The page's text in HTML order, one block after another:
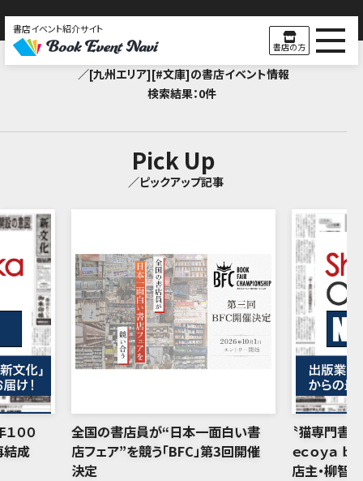
書店イベント紹介サイト
書店の方
Search Result
／[九州エリア][#文庫]の書店イベント情報
検索結果：0件
Pick Up
／ピックアップ記事
００
結成
全国の書店員が“日本一面白い書
店フェア”を競う「BFC」第3回開催
決定
〝猫専門書
ｅｃｏｙａ ｂ
店主・柳智